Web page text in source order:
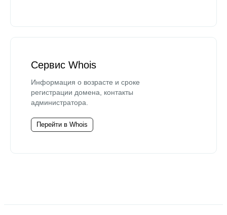
Сервис Whois
Информация о возрасте и сроке
регистрации домена, контакты
администратора.
Перейти в Whois